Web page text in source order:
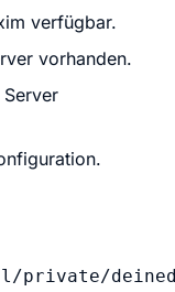
verfügbar.
vorhanden.